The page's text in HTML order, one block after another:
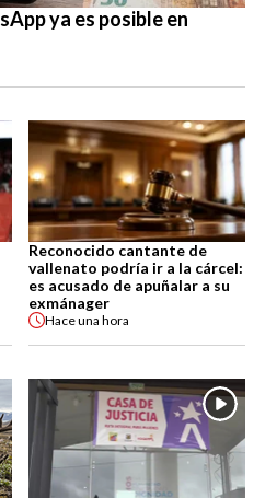
ya es posible en
Reconocido cantante de
vallenato podría ir a la cárcel:
es acusado de apuñalar a su
exmánager
Haceuna hora